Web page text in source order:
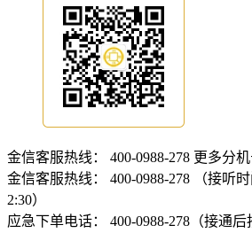
金信客服热线： 400-0988-278 更多分
金信客服热线：
400-0988-278 （接听
2:30）
应急下单电话：
400-0988-278（接通